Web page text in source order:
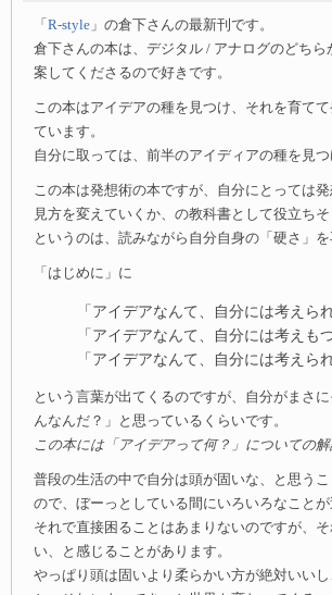
「 R-style 」の倉下さんの最新刊です。
倉下さんの本は、デジタル / アナログのどち
案してくださるので好きです。
この本はアイデアの種を見つけ、それを育て
ています。
自分に取っては、前半のアイディアの種を見
この本は発想術の本ですが、自分にとっては
見方を変えていくか、の教科書として役立ちそ
というのは、読みながら自分自身の「硬さ」を
「はじめに」に
「アイデアなんて、自分には考えら
「アイデアなんて、自分には考えも
「アイデアなんて、自分には考えら
という言葉が出てくるのですが、自分がまさ
んなんだ？」と思っているくらいです。
この本には「アイデアって何？」についての解
普段の生活の中で自分は頭が固いな、と思う
ので、ぼーっとしている間にいろいろなことが
それで直接困ることはあまりないのですが、
い、と感じることがあります。
やっぱり頭は固いより柔らかい方が絶対いい